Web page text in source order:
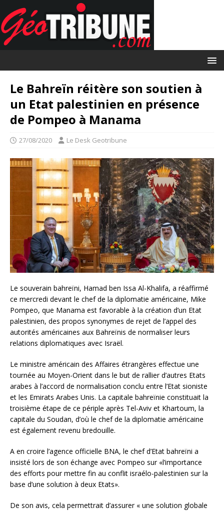
Le Bahreïn réitère son soutien à
un Etat palestinien en présence
de Pompeo à Manama
27/08/2020 Le Desk Geotribune
Le souverain bahreïni, Hamad ben Issa Al-Khalifa, a réaffirmé
ce mercredi devant le chef de la diplomatie américaine, Mike
Pompeo, que Manama est favorable à la création d’un Etat
palestinien, des propos synonymes de rejet de l’appel des
autorités américaines aux Bahreïnis de normaliser leurs
relations diplomatiques avec Israël.
Le ministre américain des Affaires étrangères effectue une
tournée au Moyen-Orient dans le but de rallier d’autres Etats
arabes à l’accord de normalisation conclu entre l’Etat sioniste
et les Emirats Arabes Unis. La capitale bahreïnie constituait la
troisième étape de ce périple après Tel-Aviv et Khartoum, la
capitale du Soudan, d’où le chef de la diplomatie américaine
est également revenu bredouille.
A en croire l’agence officielle BNA, le chef d’Etat bahreïni a
insisté lors de son échange avec Pompeo sur «l’importance
des efforts pour mettre fin au conflit israélo-palestinien sur la
base d’une solution à deux Etats».
De son avis, cela permettrait d’assurer « une solution globale